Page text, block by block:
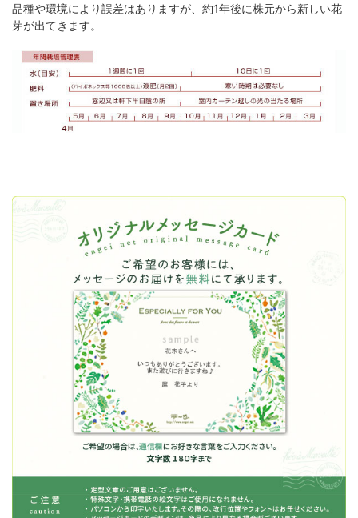
品種や環境により誤差はありますが、約1年後に株元から新しい花
芽が出てきます。